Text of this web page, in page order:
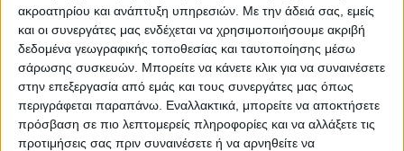
ακροατηρίου και ανάπτυξη υπηρεσιών. Με την άδειά σας, εμείς
και οι συνεργάτες μας ενδέχεται να χρησιμοποιήσουμε ακριβή
δεδομένα γεωγραφικής τοποθεσίας και ταυτοποίησης μέσω
σάρωσης συσκευών. Μπορείτε να κάνετε κλικ για να συναινέσετε
στην επεξεργασία από εμάς και τους συνεργάτες μας όπως
περιγράφεται παραπάνω. Εναλλακτικά, μπορείτε να αποκτήσετε
πρόσβαση σε πιο λεπτομερείς πληροφορίες και να αλλάξετε τις
προτιμήσεις σας πριν συναινέσετε ή να αρνηθείτε να
Τελευταίες Ειδήσεις Σήμερα
Ακολούθησε την εφημερίδα ΝΕΟΣ
ΑΓΩΝ στο Google News!